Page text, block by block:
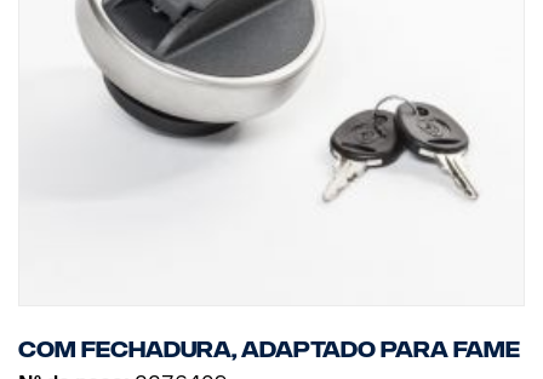
Com fechadura, adaptado para FAME